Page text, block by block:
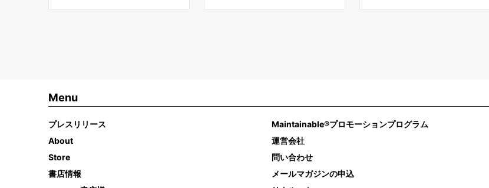
Menu
プレスリリース
About
Store
書店情報
Maintainable®プロモーションプログラム
運営会社
問い合わせ
メールマガジンの申込